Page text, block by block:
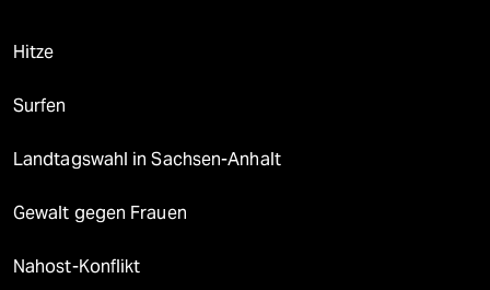
Hitze
Surfen
Landtagswahl in Sachsen-Anhalt
Gewalt gegen Frauen
Nahost-Konflikt